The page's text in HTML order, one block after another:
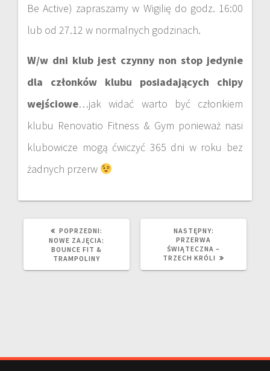
Be Active) zapraszamy w Wigilię do godz. 16:00
lub od 27.12 w normalnych godzinach.
W/w dni klub jest czynny non stop jedynie
dla członków klubu posiadających chipy
wejściowe…jak widać warto być członkiem
klubu Renovatio Fitness & Gym ponieważ nasi
klubowicze mogą ćwiczyć 365 dni w roku bez
żadnych przerw
POPRZEDNI:
NOWE ZAJĘCIA:
BOUNCE FIT &
TRAMPOLINY
NASTĘPNY:
PRZERWA
ŚWIĄTECZNA –
TRZECH KRÓLI